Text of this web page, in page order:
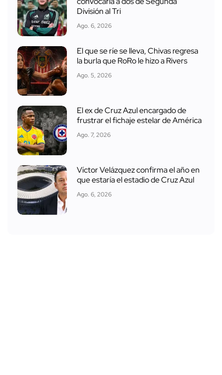
División al Tri
Ago. 6, 2026
El que se ríe se lleva, Chivas regresa
la burla que RoRo le hizo a Rivers
Ago. 5, 2026
El ex de Cruz Azul encargado de
frustrar el fichaje estelar de América
Ago. 7, 2026
Víctor Velázquez confirma el año en
que estaría el estadio de Cruz Azul
Ago. 6, 2026